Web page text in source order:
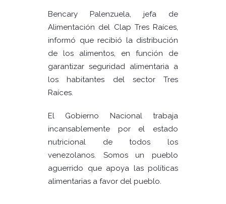
Bencary Palenzuela, jefa de
Alimentación del Clap Tres Raíces,
informó que recibió la distribución
de los alimentos, en función de
garantizar seguridad alimentaria a
los habitantes del sector Tres
Raíces.
El Gobierno Nacional trabaja
incansablemente por el estado
nutricional de todos los
venezolanos. Somos un pueblo
aguerrido que apoya las políticas
alimentarias a favor del pueblo.